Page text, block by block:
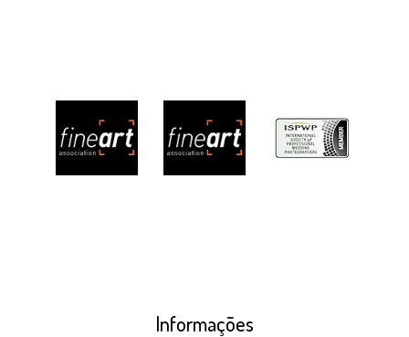
Informações